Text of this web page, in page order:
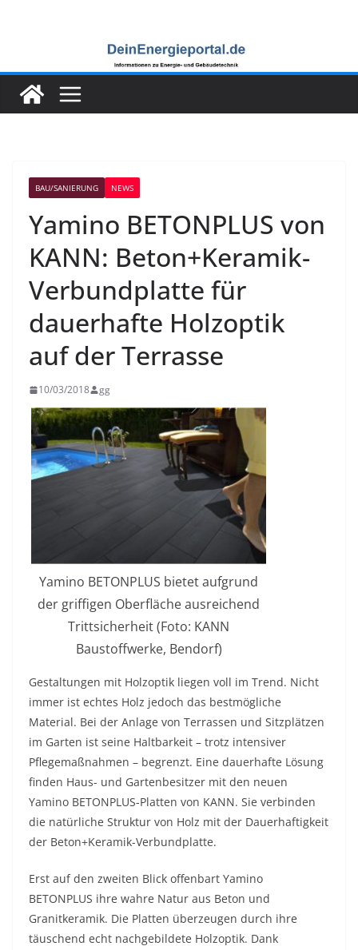
BAU/SANIERUNG NEWS
Yamino BETONPLUS von
KANN: Beton+Keramik-
Verbundplatte für
dauerhafte Holzoptik
auf der Terrasse
10/03/2018 gg
Yamino BETONPLUS bietet aufgrund
der griffigen Oberfläche ausreichend
Trittsicherheit (Foto: KANN
Baustoffwerke, Bendorf)
Gestaltungen mit Holzoptik liegen voll im Trend. Nicht
immer ist echtes Holz jedoch das bestmögliche
Material. Bei der Anlage von Terrassen und Sitzplätzen
im Garten ist seine Haltbarkeit – trotz intensiver
Pflegemaßnahmen – begrenzt. Eine dauerhafte Lösung
finden Haus- und Gartenbesitzer mit den neuen
Yamino BETONPLUS-Platten von KANN. Sie verbinden
die natürliche Struktur von Holz mit der Dauerhaftigkeit
der Beton+Keramik-Verbundplatte.
Erst auf den zweiten Blick offenbart Yamino
BETONPLUS ihre wahre Natur aus Beton und
Granitkeramik. Die Platten überzeugen durch ihre
täuschend echt nachgebildete Holzoptik. Dank